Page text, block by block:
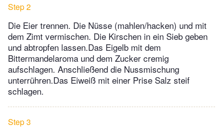
Step 2
Die Eier trennen. Die Nüsse (mahlen/hacken) und mit
dem Zimt vermischen. Die Kirschen in ein Sieb geben
und abtropfen lassen.Das Eigelb mit dem
Bittermandelaroma und dem Zucker cremig
aufschlagen. Anschließend die Nussmischung
unterrühren.Das Eiweiß mit einer Prise Salz steif
schlagen.
Step 3